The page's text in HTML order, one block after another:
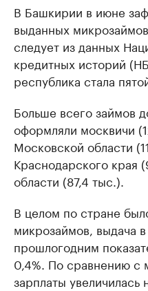
В Башкирии в июне
выданных
следует из данных
кредитных историй
республика стала
Больше всего займов
оформляли москвичи
Московской области
Краснодарского края
области (87,4 тыс.).
В целом по стране
микрозаймов, выдача
прошлогодним
0,4%. По сравнению с
зарплаты увеличилась